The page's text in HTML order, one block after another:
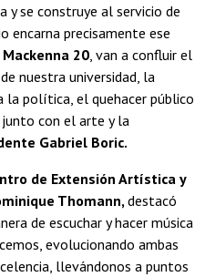
y se construye al servicio de
encarna precisamente ese
20, van a confluir el
nuestra universidad, la
la política, el quehacer público
con el arte y la
Gabriel Boric.
de Extensión Artística y
Thomann,destacó
de escuchar y hacer música
evolucionando ambas
llevándonos a puntos